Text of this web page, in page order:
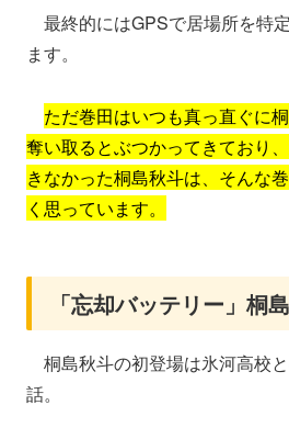
最終的にはGPSで居場所を特
ます。
ただ巻田はいつも真っ直ぐに
奪い取るとぶつかってきており
きなかった桐島秋斗は、そんな
く思っています。
「忘却バッテリー」桐
桐島秋斗の初登場は氷河高校
話。